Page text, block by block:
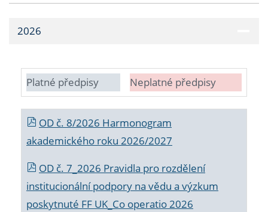
2026
Platné předpisy Neplatné předpisy
OD č. 8/2026 Harmonogram
akademického roku 2026/2027
OD č. 7_2026 Pravidla pro rozdělení
institucionální podpory na vědu a výzkum
poskytnuté FF UK_Co operatio 2026